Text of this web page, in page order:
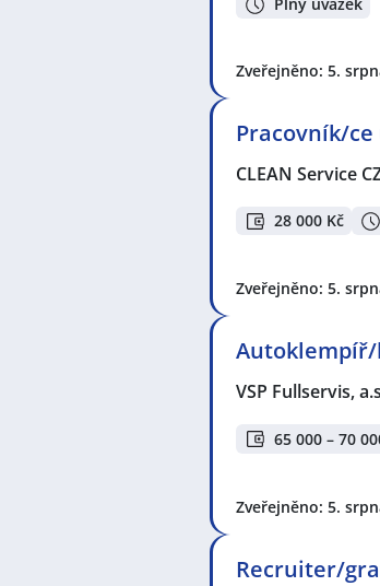
Zveřejněno: 5.
Pracovník/
CLEAN Service
28 000 Kč
Zveřejněno: 5.
Autoklempíř/
VSP Fullservis,
65 000 – 70
Zveřejněno: 5.
Recruiter/